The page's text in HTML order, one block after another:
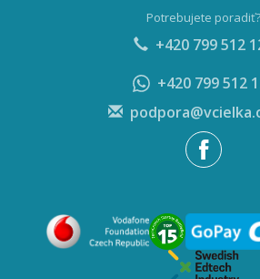
Potrebujete poradiť?
+420 799 512
+420 799 512